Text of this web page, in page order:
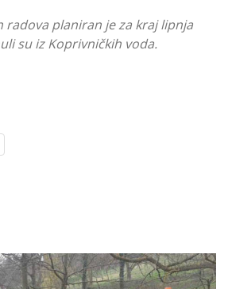
radova planiran je za kraj lipnja
su iz Koprivničkih voda.